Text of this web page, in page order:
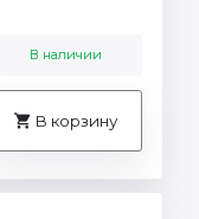
В наличии
В корзину